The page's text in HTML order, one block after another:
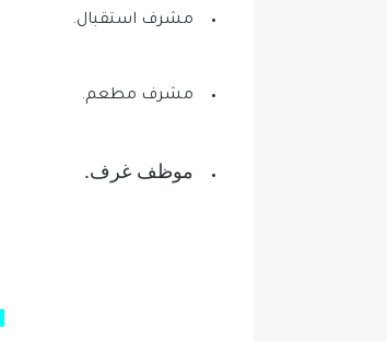
مشرف استقبال.
مشرف مطعم.
موظف غرف.